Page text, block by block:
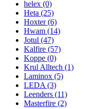
helex (0)
Heta (25)
Hoxter(6)
Hwam (14)
Jotul (47)
Kalfire (57)
Koppe (0)
Krul Alltech (1)
Laminox (5)
LEDA (3)
Leenders (11)
Masterfire (2)